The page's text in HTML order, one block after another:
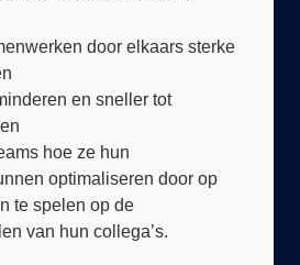
door elkaars sterke
en sneller tot
hoe ze hun
optimaliseren door op
te spelen op de
van hun collega’s.